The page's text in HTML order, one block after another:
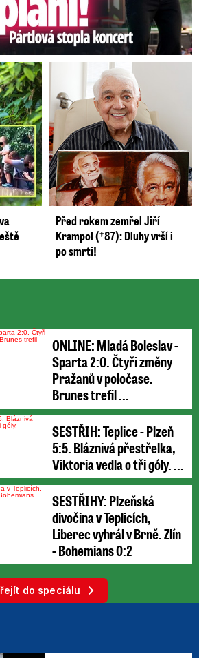
Před rokem zemřel Jiří
Krampol (†87): Dluhy vrší i
po smrti!
ONLINE: Mladá Boleslav -
Sparta 2:0. Čtyři změny
Pražanů v poločase.
Brunes trefil ...
SESTŘIH: Teplice - Plzeň
5:5. Bláznivá přestřelka,
Viktoria vedla o tři góly. ...
SESTŘIHY: Plzeňská
divočina v Teplicích,
Liberec vyhrál v Brně. Zlín
- Bohemians 0:2
do speciálu